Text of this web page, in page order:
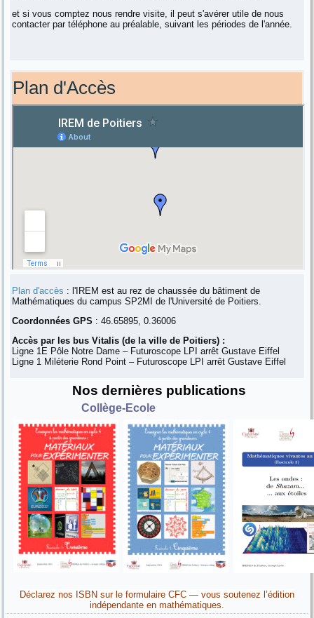
et si vous comptez nous rendre visite, il peut s'avérer utile de nous
contacter par téléphone au préalable, suivant les périodes de l'année.
Plan d'Accès
Plan d'accès : l'IREM est au rez de chaussée du bâtiment de
Mathématiques du campus SP2MI de l'Université de Poitiers.
Coordonnées GPS : 46.65895, 0.36006
Accès par les bus Vitalis (de la ville de Poitiers) :
Ligne 1E Pôle Notre Dame – Futuroscope LPI arrêt Gustave Eiffel
Ligne 1 Miléterie Rond Point – Futuroscope LPI arrêt Gustave Eiffel
Nos dernières publications
Collège-Ecole
Déclarez nos ISBN sur le formulaire CFC — vous soutenez l’édition
indépendante en mathématiques.